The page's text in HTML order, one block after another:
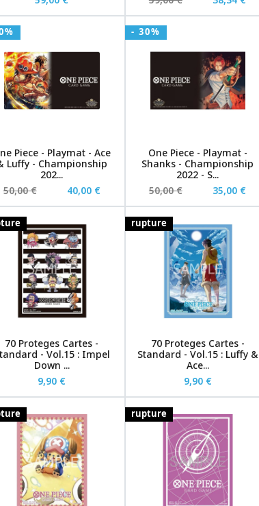
Piece - Playmat - Ace
Luffy - Championship
202...
50,00 €
40,00 €
- 30%
One Piece - Playmat -
Shanks - Championship
2022 - S...
50,00 €
35,00 €
70 Proteges Cartes -
- Vol.15 : Impel
Down ...
9,90 €
rupture
70 Proteges Cartes -
Standard - Vol.15 : Luffy &
Ace...
9,90 €
rupture